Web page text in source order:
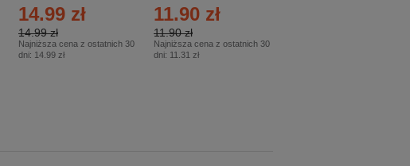
14.99 zł
14.99 zł
Najniższa cena z ostatnich 30
dni: 14.99 zł
11.90 zł
11.90 zł
Najniższa cena z ostatnich 30
dni: 11.31 zł